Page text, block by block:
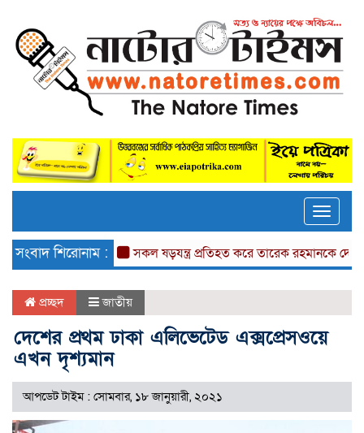
Toggle
সংবাদ শিরোনাম :সকল ষড়যন্ত্র প্রতিহত করে তারেক রহমানকে দেশে আনতে
প্রচ্ছদ জাতীয়
দেশের প্রথম ঢাকা এলিভেটেড এক্সপ্রেসওয়ে
এখন দৃশ্যমান
আপডেট টাইম : সোমবার, ১৮ জানুয়ারী, ২০২১